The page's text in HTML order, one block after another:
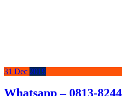
31 Dec 2019
Whatsapp – 0813-